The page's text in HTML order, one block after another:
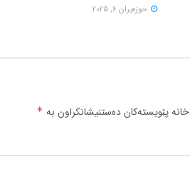
حوزه‌یران 6, 2025
خانە پێویستەکان دەستنیشانکراون بە *